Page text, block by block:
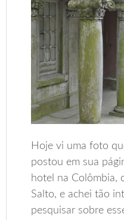
Hoje vi uma foto
postou em sua
hotel na Colômbia,
Salto, e achei tão
pesquisar sobre